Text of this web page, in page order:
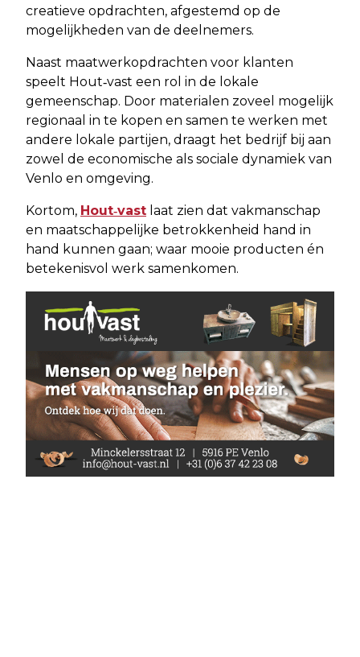
creatieve opdrachten, afgestemd op de
mogelijkheden van de deelnemers.
Naast maatwerkopdrachten voor klanten
speelt Hout‑vast een rol in de lokale
gemeenschap. Door materialen zoveel mogelijk
regionaal in te kopen en samen te werken met
andere lokale partijen, draagt het bedrijf bij aan
zowel de economische als sociale dynamiek van
Venlo en omgeving.
Kortom, Hout‑vast laat zien dat vakmanschap
en maatschappelijke betrokkenheid hand in
hand kunnen gaan; waar mooie producten én
betekenisvol werk samenkomen.